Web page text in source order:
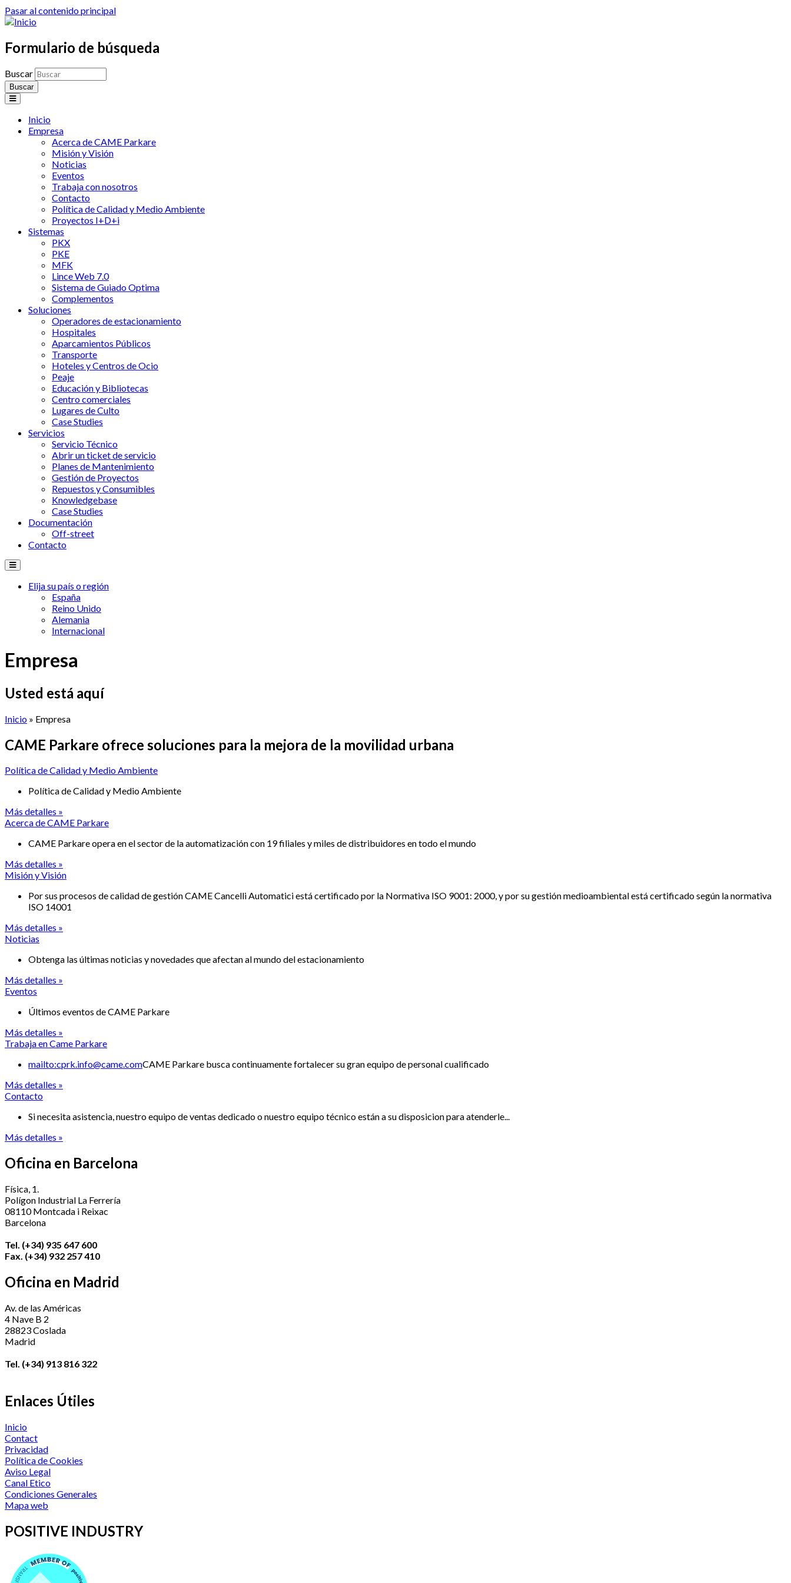
Pasar al contenido principal
Formulario de búsqueda
Buscar
Inicio
Empresa
Acerca de CAME Parkare
Misión y Visión
Noticias
Eventos
Trabaja con nosotros
Contacto
Política de Calidad y Medio Ambiente
Proyectos I+D+i
Sistemas
PKX
PKE
MFK
Lince Web 7.0
Sistema de Guiado Optima
Complementos
Soluciones
Operadores de estacionamiento
Hospitales
Aparcamientos Públicos
Transporte
Hoteles y Centros de Ocio
Peaje
Educación y Bibliotecas
Centro comerciales
Lugares de Culto
Case Studies
Servicios
Servicio Técnico
Abrir un ticket de servicio
Planes de Mantenimiento
Gestión de Proyectos
Repuestos y Consumibles
Knowledgebase
Case Studies
Documentación
Off-street
Contacto
Elija su país o región
España
Reino Unido
Alemania
Internacional
Empresa
Usted está aquí
Inicio » Empresa
CAME Parkare ofrece soluciones para la mejora de la movilidad urbana
Política de Calidad y Medio Ambiente
Política de Calidad y Medio Ambiente
Más detalles »
Acerca de CAME Parkare
CAME Parkare opera en el sector de la automatización con 19 filiales y miles de distribuidores en todo el mundo
Más detalles »
Misión y Visión
Por sus procesos de calidad de gestión CAME Cancelli Automatici está certificado por la Normativa ISO 9001: 2000, y por su gestión medioambiental está certificado según la normativa
ISO 14001
Más detalles »
Noticias
Obtenga las últimas noticias y novedades que afectan al mundo del estacionamiento
Más detalles »
Eventos
Últimos eventos de CAME Parkare
Más detalles »
Trabaja en Came Parkare
mailto:cprk.info@came.comCAME Parkare busca continuamente fortalecer su gran equipo de personal cualificado
Más detalles »
Contacto
Si necesita asistencia, nuestro equipo de ventas dedicado o nuestro equipo técnico están a su disposicion para atenderle...
Más detalles »
Oficina en Barcelona
Física, 1.
Polígon Industrial La Ferrería
08110 Montcada i Reixac
Barcelona
Tel. (+34) 935 647 600
Fax. (+34) 932 257 410
Oficina en Madrid
Av. de las Américas
4 Nave B 2
28823 Coslada
Madrid
Tel. (+34) 913 816 322
Enlaces Útiles
Inicio
Contact
Privacidad
Política de Cookies
Aviso Legal
Canal Etico
Condiciones Generales
Mapa web
POSITIVE INDUSTRY